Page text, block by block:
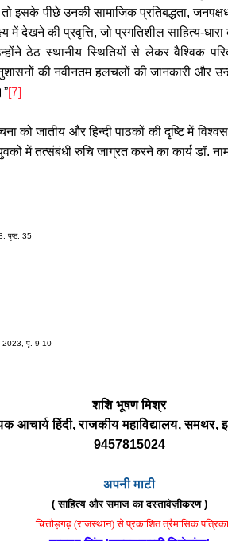
इसके पीछे उनकी सामाजिक प्रतिबद्धता,
में देखने की प्रवृत्ति, जो प्रगतिशील साहित्य-
ठेठ स्थानीय स्थितियों से लेकर वैश्विक
की नवीनतम हलचलों की जानकारी और
[7]
को जातीय और हिन्दी पाठकों की दृष्टि में
में तत्संबंधी रुचि जाग्रत करने का कार्य डॉ.
पृष्ठ, 35
2023, पृ. 9-10
शशि भूषण मिश्र
आचार्य हिंदी, राजकीय महाविद्यालय, समथर,
9457815024
अपनी माटी
( साहित्य और समाज का दस्तावेज़ीकरण )
चित्तौड़गढ़ (राजस्थान) से प्रकाशित त्रैमासिक पत्रिका